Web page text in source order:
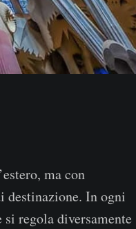
ma con
destinazione. In ogni
si regola diversamente